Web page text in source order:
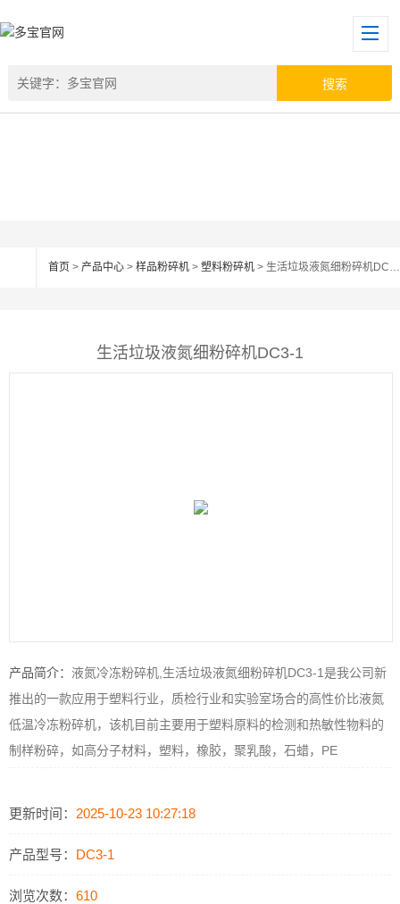
首页 > 产品中心 > 样品粉碎机 > 塑料粉碎机 > 生活垃圾液氮细粉碎机DC3-1
生活垃圾液氮细粉碎机DC3-1
产品简介： 液氮冷冻粉碎机,生活垃圾液氮细粉碎机DC3-1是我公司新
推出的一款应用于塑料行业，质检行业和实验室场合的高性价比液氮
低温冷冻粉碎机，该机目前主要用于塑料原料的检测和热敏性物料的
制样粉碎，如高分子材料，塑料，橡胶，聚乳酸，石蜡，PE
更新时间： 2025-10-23 10:27:18
产品型号： DC3-1
浏览次数： 610